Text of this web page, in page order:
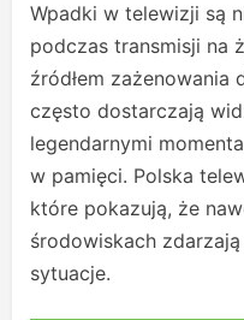
Wpadki w telewizji są
podczas transmisji na
źródłem zażenowania
często dostarczają
legendarnymi
w pamięci. Polska
które pokazują, że
środowiskach
sytuacje.